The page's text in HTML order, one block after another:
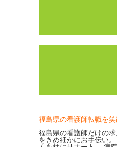
福島県の看護師転職を
福島県の看護師だけの
をきめ細かにお手伝い